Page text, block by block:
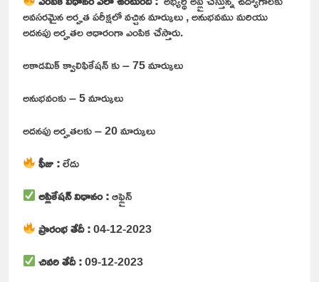
అవసరమైన అర్హత పరీక్షలో వచ్చిన మార్కులు , అనుభవము మరియు
అదనపు అర్హతల ఆధారంగా ఎంపిక చేస్తారు.
అకాడమిక్ క్వాలిఫికేషన్ కు – 75 మార్కులు
అనుభవంకు – 5 మార్కులు
అదనపు అర్హతలకు – 20 మార్కులు
ఫీజు :లేదు
అప్లికేషన్ విధానం :ఆఫ్లైన్
ప్రారంభ తేదీ :04-12-2023
చివరి తేదీ :09-12-2023